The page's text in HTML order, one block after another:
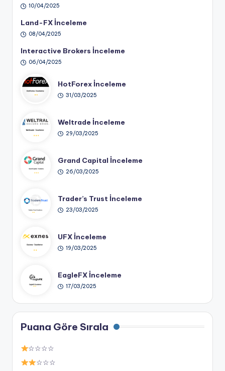
10/04/2025
Land-FX İnceleme
08/04/2025
Interactive Brokers İnceleme
06/04/2025
HotForex İnceleme
31/03/2025
Weltrade İnceleme
29/03/2025
Grand Capital İnceleme
26/03/2025
Trader’s Trust İnceleme
23/03/2025
UFX İnceleme
19/03/2025
EagleFX İnceleme
17/03/2025
Puana Göre Sırala
☆☆☆☆
☆☆☆